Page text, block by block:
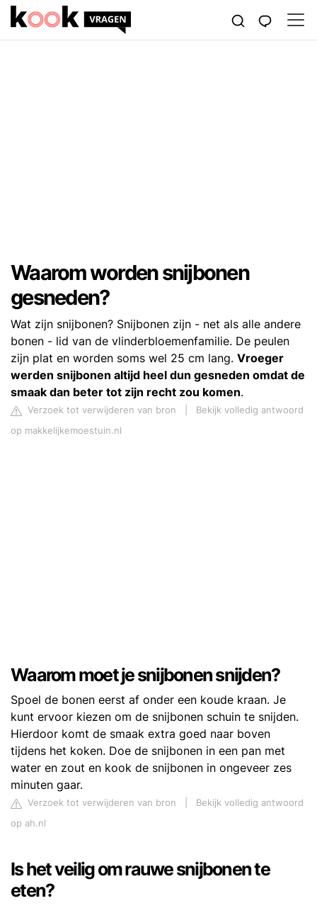
Waarom worden snijbonen
gesneden?
Wat zijn snijbonen? Snijbonen zijn - net als alle andere
bonen - lid van de vlinderbloemenfamilie. De peulen
zijn plat en worden soms wel 25 cm lang. Vroeger
werden snijbonen altijd heel dun gesneden omdat de
smaak dan beter tot zijn recht zou komen.
Verzoek tot verwijderen van bron
Bekijk volledig antwoord
op makkelijkemoestuin.nl
Waarom moet je snijbonen snijden?
Spoel de bonen eerst af onder een koude kraan. Je
kunt ervoor kiezen om de snijbonen schuin te snijden.
Hierdoor komt de smaak extra goed naar boven
tijdens het koken. Doe de snijbonen in een pan met
water en zout en kook de snijbonen in ongeveer zes
minuten gaar.
Verzoek tot verwijderen van bron
Bekijk volledig antwoord
op ah.nl
Is het veilig om rauwe snijbonen te
eten?